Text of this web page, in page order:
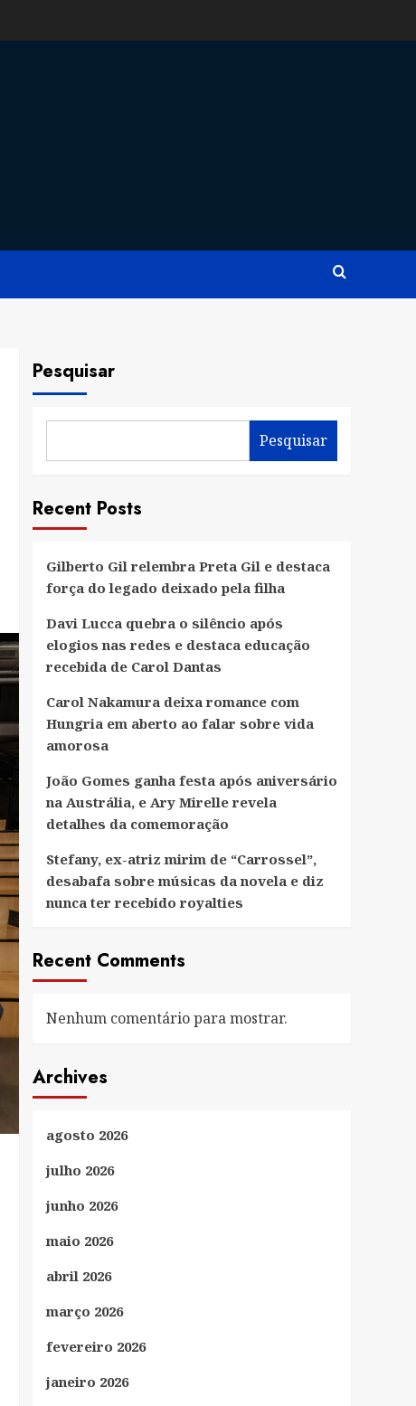
Pesquisar
Pesquisar
Recent Posts
Gilberto Gil relembra Preta Gil e destaca
força do legado deixado pela filha
Davi Lucca quebra o silêncio após
elogios nas redes e destaca educação
recebida de Carol Dantas
Carol Nakamura deixa romance com
Hungria em aberto ao falar sobre vida
amorosa
João Gomes ganha festa após aniversário
na Austrália, e Ary Mirelle revela
detalhes da comemoração
Stefany, ex-atriz mirim de “Carrossel”,
desabafa sobre músicas da novela e diz
nunca ter recebido royalties
Recent Comments
Nenhum comentário para mostrar.
Archives
agosto 2026
julho 2026
junho 2026
maio 2026
abril 2026
março 2026
fevereiro 2026
janeiro 2026